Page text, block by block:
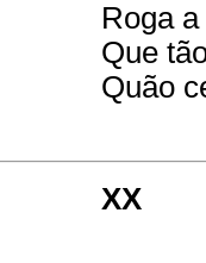
Roga
Que
Quão
XX